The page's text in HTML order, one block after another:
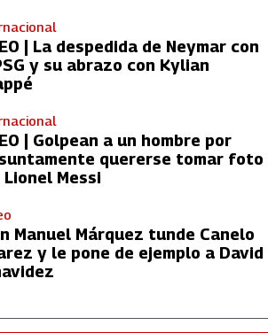
| La despedida de Neymar con
y su abrazo con Kylian
| Golpean a un hombre por
quererse tomar foto
Lionel Messi
Manuel Márquez tunde Canelo
y le pone de ejemplo a David